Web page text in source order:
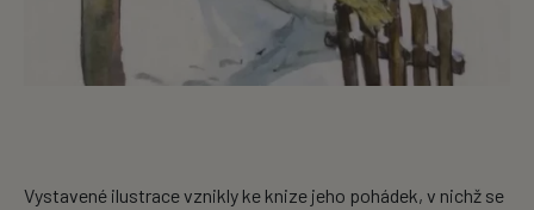
Vystavené ilustrace vznikly ke knize jeho pohádek, v nichž se